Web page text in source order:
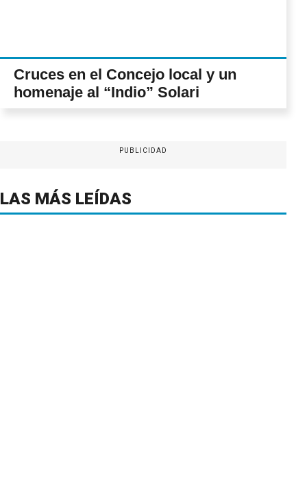
Cruces en el Concejo local y un
homenaje al “Indio” Solari
PUBLICIDAD
LAS MÁS LEÍDAS